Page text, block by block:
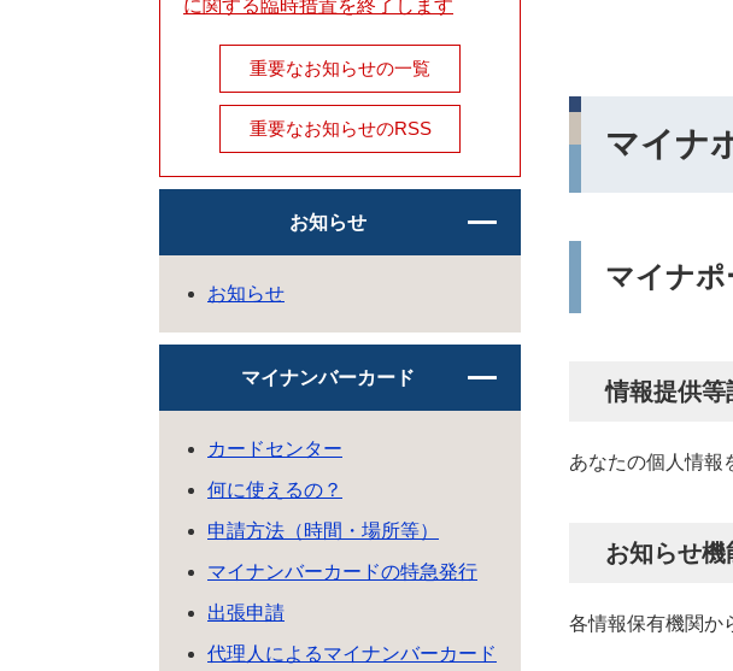
マイナ
マイナポ
情報提供等
あなたの個人情報
お知らせ機
各情報保有機関か
に関する臨時措置を終了します
重要なお知らせの一覧
重要なお知らせのRSS
お知らせ
お知らせ
マイナンバーカード
カードセンター
何に使えるの？
申請方法（時間・場所等）
マイナンバーカードの特急発行
出張申請
代理人によるマイナンバーカード